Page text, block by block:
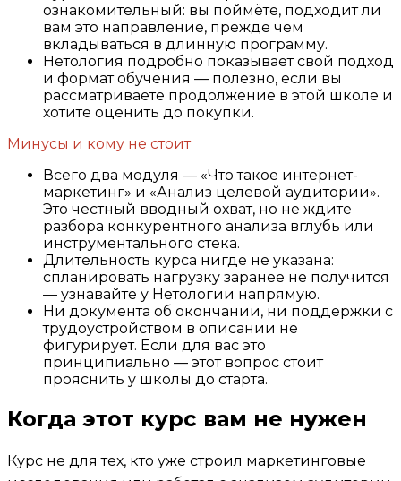
ознакомительный: вы поймёте, подходит ли
вам это направление, прежде чем
вкладываться в длинную программу.
Нетология подробно показывает свой подход
и формат обучения — полезно, если вы
рассматриваете продолжение в этой школе и
хотите оценить до покупки.
Минусы и кому не стоит
Всего два модуля — «Что такое интернет-
маркетинг» и «Анализ целевой аудитории».
Это честный вводный охват, но не ждите
разбора конкурентного анализа вглубь или
инструментального стека.
Длительность курса нигде не указана:
спланировать нагрузку заранее не получится
— узнавайте у Нетологии напрямую.
Ни документа об окончании, ни поддержки с
трудоустройством в описании не
фигурирует. Если для вас это
принципиально — этот вопрос стоит
прояснить у школы до старта.
Когда этот курс вам не нужен
Курс не для тех, кто уже строил маркетинговые